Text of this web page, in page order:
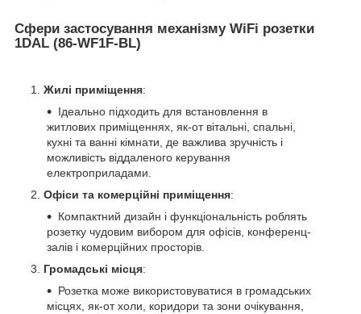
Сфери застосування механізму WiFi розетки
1DAL (86-WF1F-BL)
Жилі приміщення:
Ідеально підходить для встановлення в
житлових приміщеннях, як-от вітальні, спальні,
кухні та ванні кімнати, де важлива зручність і
можливість віддаленого керування
електроприладами.
Офіси та комерційні приміщення:
Компактний дизайн і функціональність роблять
розетку чудовим вибором для офісів, конференц-
залів і комерційних просторів.
Громадські місця:
Розетка може використовуватися в громадських
місцях, як-от холи, коридори та зони очікування,